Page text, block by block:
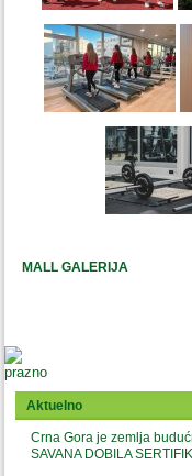
MALL GALERIJA
Aktuelno
Crna Gora je zemlja
SAVANA DOBILA